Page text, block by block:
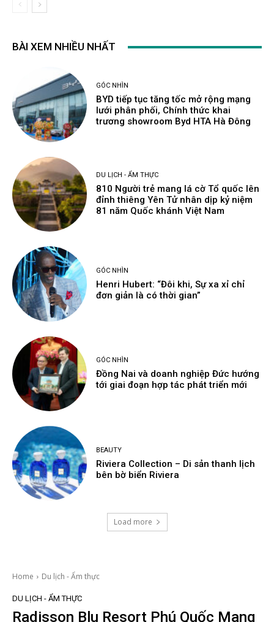
BÀI XEM NHIỀU NHẤT
GÓC NHÌN
BYD tiếp tục tăng tốc mở rộng mạng
lưới phân phối, Chính thức khai
trương showroom Byd HTA Hà Đông
DU LỊCH - ẨM THỰC
810 Người trẻ mang lá cờ Tổ quốc lên
đỉnh thiêng Yên Tử nhân dịp kỷ niệm
81 năm Quốc khánh Việt Nam
GÓC NHÌN
Henri Hubert: “Đôi khi, Sự xa xỉ chỉ
đơn giản là có thời gian”
GÓC NHÌN
Đồng Nai và doanh nghiệp Đức hướng
tới giai đoạn hợp tác phát triển mới
BEAUTY
Riviera Collection – Di sản thanh lịch
bên bờ biển Riviera
Load more